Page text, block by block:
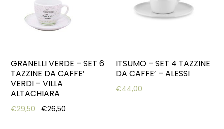
GRANELLI VERDE – SET 6
TAZZINE DA CAFFE’
VERDI – VILLA
ALTACHIARA
€29,50 Original price was: €29,50.
€26,50
ITSUMO – SET 4 TAZZINE
DA CAFFE’ – ALESSI
€44,00